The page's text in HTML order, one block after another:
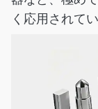
く応用されてい